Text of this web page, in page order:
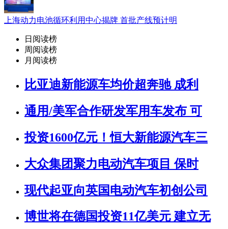
上海动力电池循环利用中心揭牌 首批产线预计明
日阅读榜
周阅读榜
月阅读榜
比亚迪新能源车均价超奔驰 成利
通用/美军合作研发军用车发布 可
投资1600亿元！恒大新能源汽车三
大众集团聚力电动汽车项目 保时
现代起亚向英国电动汽车初创公司
博世将在德国投资11亿美元 建立无